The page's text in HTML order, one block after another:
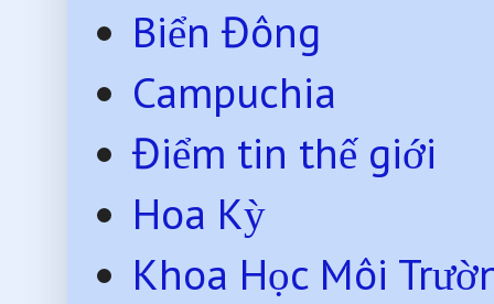
Biển Đông
Campuchia
Điểm tin thế giới
Hoa Kỳ
Khoa Học Môi